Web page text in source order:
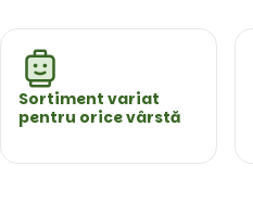
Sortiment variat
pentru orice vârstă